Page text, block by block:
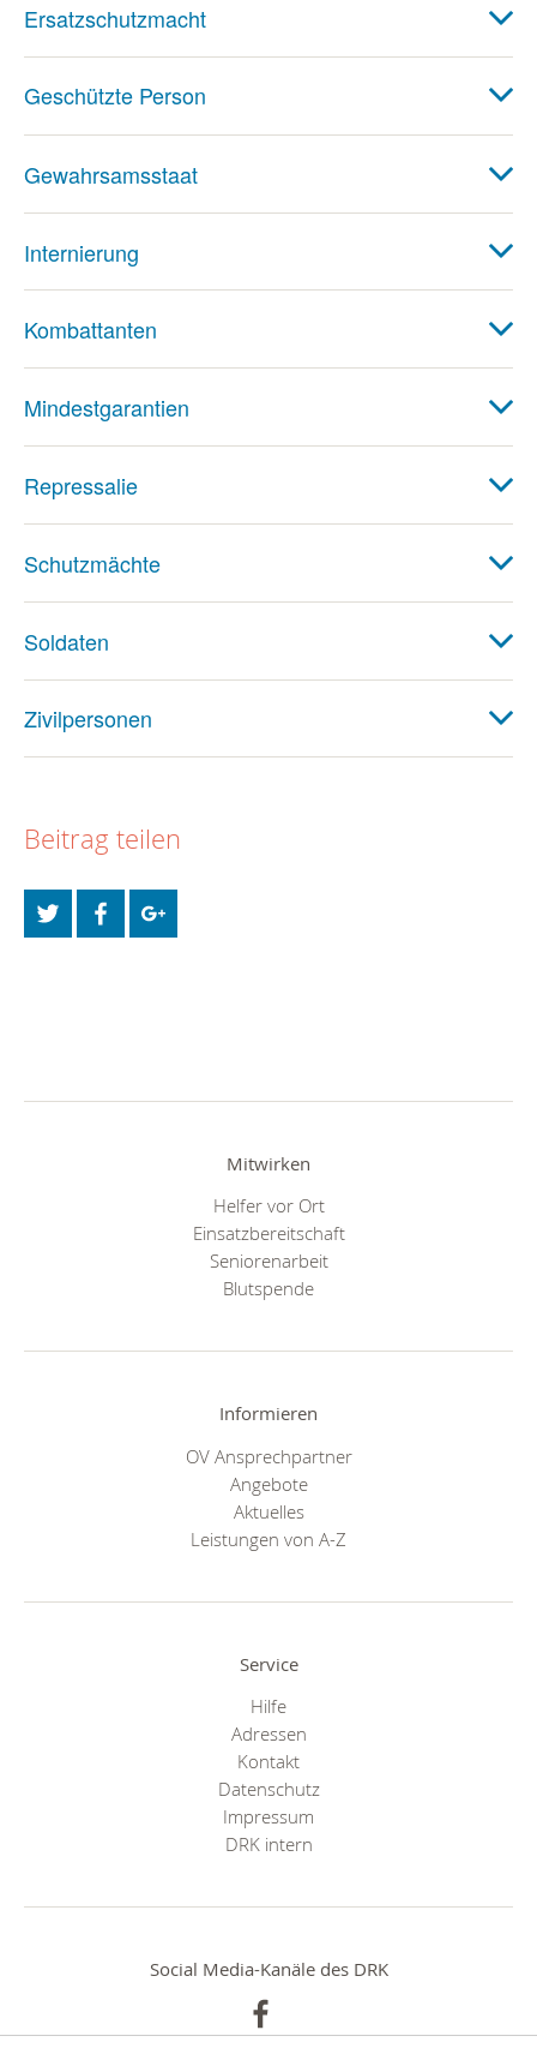
Ersatzschutzmacht
Geschützte Person
Gewahrsamsstaat
Internierung
Kombattanten
Mindestgarantien
Repressalie
Schutzmächte
Soldaten
Zivilpersonen
Beitrag teilen
Mitwirken
Helfer vor Ort
Einsatzbereitschaft
Seniorenarbeit
Blutspende
Informieren
OV Ansprechpartner
Angebote
Aktuelles
Leistungen von A-Z
Service
Hilfe
Adressen
Kontakt
Datenschutz
Impressum
DRK intern
Social Media-Kanäle des DRK